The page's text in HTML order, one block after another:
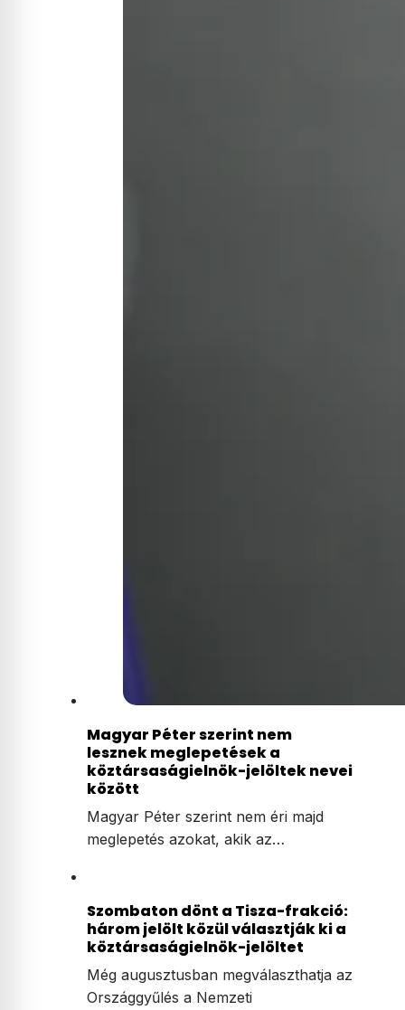
Magyar Péter szerint nem
lesznek meglepetések a
köztársaságielnök-jelöltek nevei
között
Magyar Péter szerint nem éri majd
meglepetés azokat, akik az…
Szombaton dönt a Tisza-frakció:
három jelölt közül választják ki a
köztársaságielnök-jelöltet
Még augusztusban megválaszthatja az
Országgyűlés a Nemzeti